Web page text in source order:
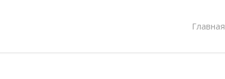
Главная